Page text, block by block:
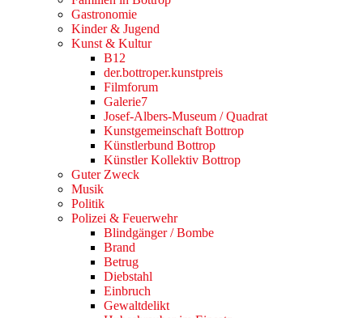
Gastronomie
Kinder & Jugend
Kunst & Kultur
B12
der.bottroper.kunstpreis
Filmforum
Galerie7
Josef-Albers-Museum / Quadrat
Kunstgemeinschaft Bottrop
Künstlerbund Bottrop
Künstler Kollektiv Bottrop
Guter Zweck
Musik
Politik
Polizei & Feuerwehr
Blindgänger / Bombe
Brand
Betrug
Diebstahl
Einbruch
Gewaltdelikt